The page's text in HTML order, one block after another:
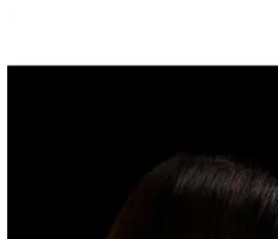
Johnson Megafön Turbo
ve Dayanıklı Saç Kurutma Cihazı
Johnson Megafön Turbo 3500, 2400W gücü,
ve ergonomik tasarımıyla profesyonel ve ev